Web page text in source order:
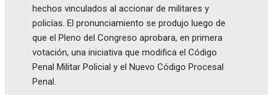
hechos vinculados al accionar de militares y
policías. El pronunciamiento se produjo luego de
que el Pleno del Congreso aprobara, en primera
votación, una iniciativa que modifica el Código
Penal Militar Policial y el Nuevo Código Procesal
Penal.